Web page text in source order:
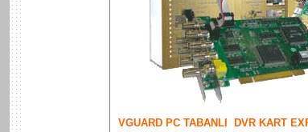
VGUARD PC TABANLI DVR KART